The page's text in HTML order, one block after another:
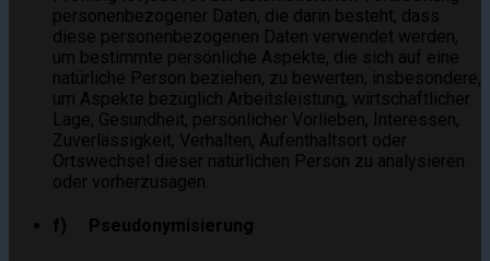
personenbezogener Daten, die darin besteht, dass
diese personenbezogenen Daten verwendet werden,
um bestimmte persönliche Aspekte, die sich auf eine
natürliche Person beziehen, zu bewerten, insbesondere,
um Aspekte bezüglich Arbeitsleistung, wirtschaftlicher
Lage, Gesundheit, persönlicher Vorlieben, Interessen,
Zuverlässigkeit, Verhalten, Aufenthaltsort oder
Ortswechsel dieser natürlichen Person zu analysieren
oder vorherzusagen.
f) Pseudonymisierung